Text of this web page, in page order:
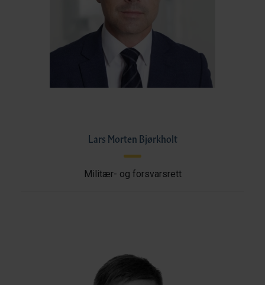
Lars Morten Bjørkholt
Militær- og forsvarsrett